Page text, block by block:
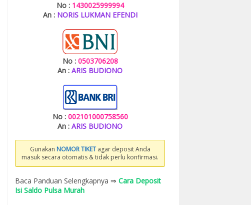
No : 1430025999994
An : NORIS LUKMAN EFENDI
No : 0503706208
An : ARIS BUDIONO
No : 002101000758560
An : ARIS BUDIONO
Gunakan NOMOR TIKETagar deposit Anda
masuk secara otomatis & tidak perlu konfirmasi.
Baca Panduan Selengkapnya ⇒ Cara Deposit
Isi Saldo Pulsa Murah